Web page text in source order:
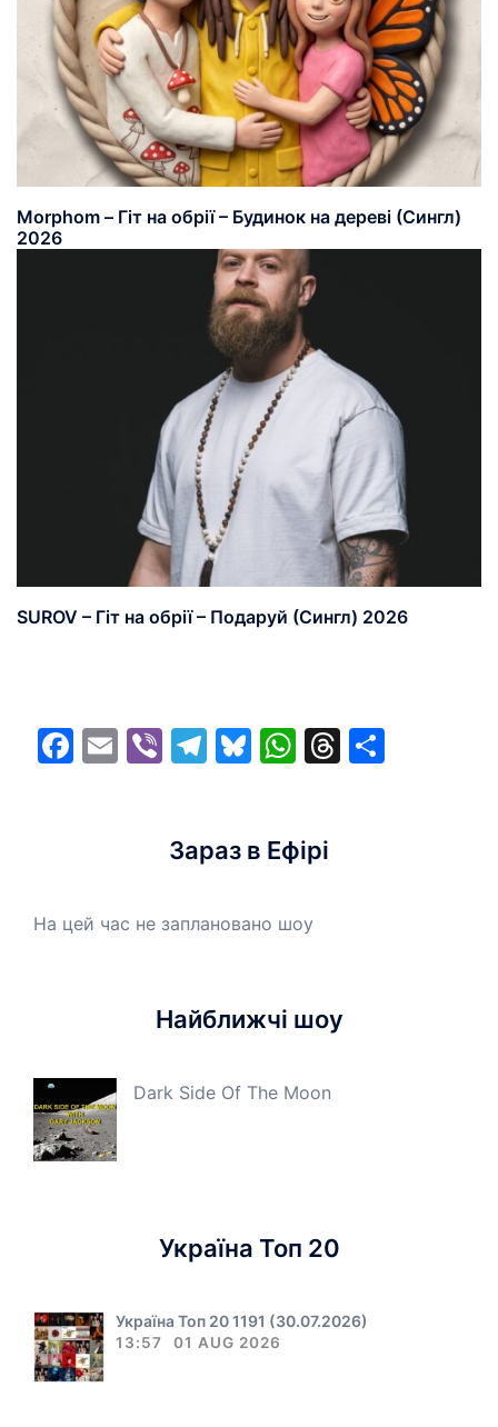
Morphom – Гіт на обрії – Будинок на дереві (Сингл)
2026
SUROV – Гіт на обрії – Подаруй (Сингл) 2026
Facebook
EmailViberTelegram
Bluesky
WhatsApp
Threads
Зараз в Ефірі
На цей час не заплановано шоу
Найближчі шоу
Dark Side Of The Moon
Україна Топ 20
Україна Топ 20 1191 (30.07.2026)
13:57 01 AUG 2026